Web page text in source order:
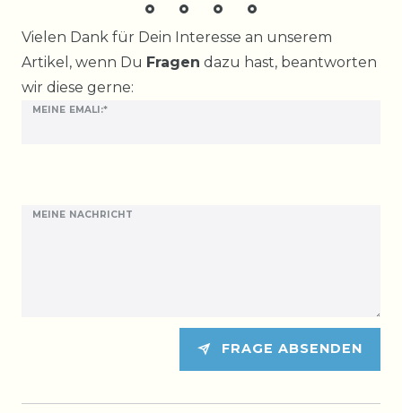
Vielen Dank für Dein Interesse an unserem
Artikel, wenn Du Fragen dazu hast, beantworten
wir diese gerne:
MEINE EMALI:*
MEINE NACHRICHT
Ceres::Template.mailFormHoneypotLabel
FRAGE ABSENDEN